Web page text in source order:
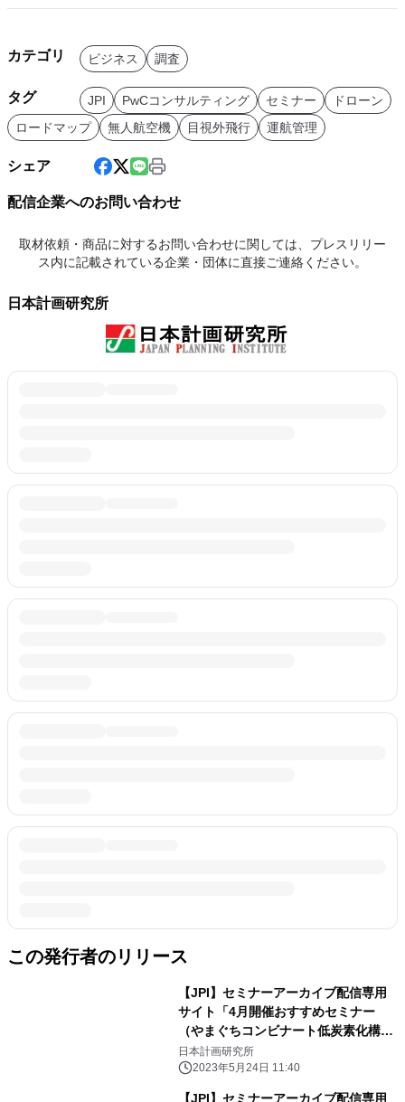
カテゴリ ビジネス 調査
タグ JPI PwCコンサルティング セミナー
ドローン
ロードマップ
無人航空機 目視外飛行 運航管理
シェア
配信企業へのお問い合わせ
取材依頼・商品に対するお問い合わせに関しては、プレスリリー
ス内に記載されている企業・団体に直接ご連絡ください。
日本計画研究所
この発行者のリリース
【JPI】セミナーアーカイブ配信専用
サイト「4月開催おすすめセミナー
（やまぐちコンビナート低炭素化構
想、商船三井のLNG・LNG船事業、再
エネ発電事業・投資の最前線）」のご
日本計画研究所
2023年5月24日 11:40
【JPI】セミナーアーカイブ配信専用